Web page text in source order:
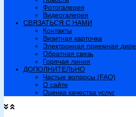
Фотогалерея
Видеогалерея
СВЯЗАТЬСЯ С НАМИ
Контакты
Визитная карточка
Электронная приемная
Обратная связь
Горячая линия
ДОПОЛНИТЕЛЬНО
Частые вопросы (FAQ)
О сайте
Оценка качества услуг